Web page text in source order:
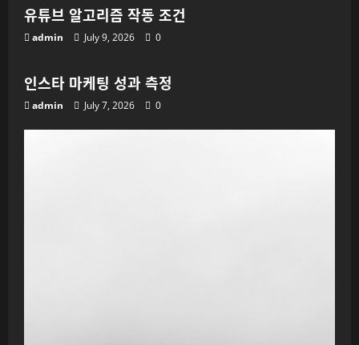
유튜브 알고리즘 작동 조건
admin July 9, 2026 0
인스타 마케팅 성과 측정
admin July 7, 2026 0